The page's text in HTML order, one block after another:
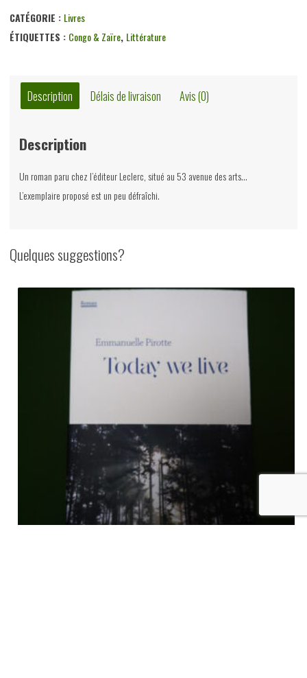
hetaïre
noire,
Leclerc,
1964
CATÉGORIE : Livres
ÉTIQUETTES : Congo & Zaïre, Littérature
Description Délais de livraison Avis (0)
Description
Un roman paru chez l’éditeur Leclerc, situé au 53 avenue des arts…
L’exemplaire proposé est un peu défraîchi.
Quelques suggestions?